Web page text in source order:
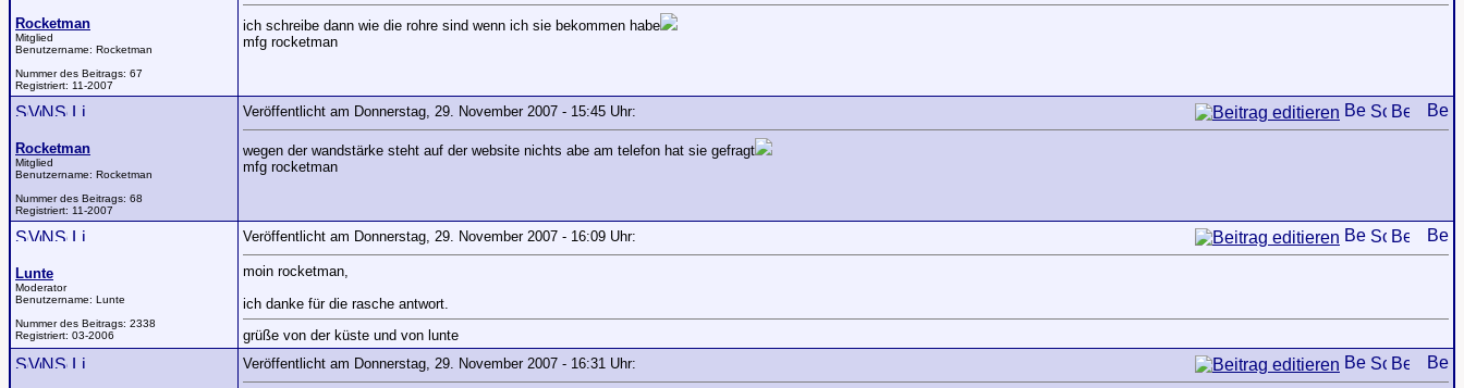
Rocketman
Mitglied
Benutzername: Rocketman
Nummer des Beitrags: 67
Registriert: 11-2007
ich schreibe dann wie die rohre sind wenn ich sie bekommen habe
mfg rocketman
Rocketman
Mitglied
Benutzername: Rocketman
Nummer des Beitrags: 68
Registriert: 11-2007
Veröffentlicht am Donnerstag, 29. November 2007 - 15:45 Uhr:
wegen der wandstärke steht auf der website nichts abe am telefon hat sie gefragt
mfg rocketman
Lunte
Moderator
Benutzername: Lunte
Nummer des Beitrags: 2338
Registriert: 03-2006
Veröffentlicht am Donnerstag, 29. November 2007 - 16:09 Uhr:
moin rocketman,
ich danke für die rasche antwort.
grüße von der küste und von lunte
Veröffentlicht am Donnerstag, 29. November 2007 - 16:31 Uhr: